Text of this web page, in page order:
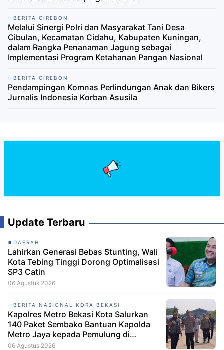
BERITA CIREBON
Melalui Sinergi Polri dan Masyarakat Tani Desa
Cibulan, Kecamatan Cidahu, Kabupaten Kuningan,
dalam Rangka Penanaman Jagung sebagai
Implementasi Program Ketahanan Pangan Nasional
BERITA CIREBON
Pendampingan Komnas Perlindungan Anak dan Bikers
Jurnalis Indonesia Korban Asusila
Update Terbaru
DAERAH
Lahirkan Generasi Bebas Stunting, Wali
Kota Tebing Tinggi Dorong Optimalisasi
SP3 Catin
06 Agustus 2026
BERITA NASIONAL KORA BEKASI
Kapolres Metro Bekasi Kota Salurkan
140 Paket Sembako Bantuan Kapolda
Metro Jaya kepada Pemulung di
Ciketing Udik
06 Agustus 2026